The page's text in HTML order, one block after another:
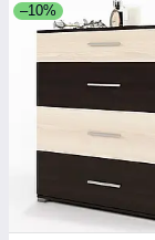
–10%